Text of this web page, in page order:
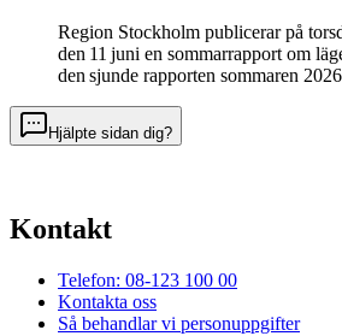
Region Stockholm publicerar på
den 11 juni en sommarrapport om
den sjunde rapporten sommaren
Hjälpte sidan dig?
Kontakt
Telefon: 08-123 100 00
Kontakta oss
Så behandlar vi personuppgifter